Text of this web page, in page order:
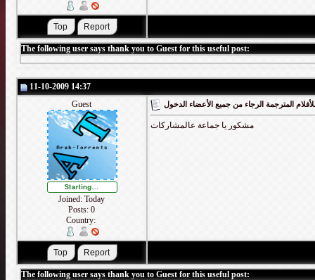
The following user says thank you to Guest for this useful post:
11-10-2009 14:37
Guest
Joined: Today
Posts: 0
Country:
المترجمة الرجاء من جميع الأعضاء الدخول
مشكور يا جماعة عالمشاركات
The following user says thank you to Guest for this useful post: